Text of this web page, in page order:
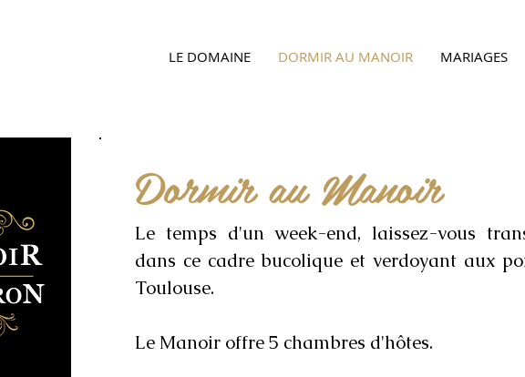
LE DOMAINE DORMIR AU MANOIR MARIAGES
Dormir au Manoir
Le temps d'un week-end, laissez-vous
dans ce cadre bucolique et verdoyant aux
Toulouse.
Le Manoir offre 5 chambres d'hôtes.